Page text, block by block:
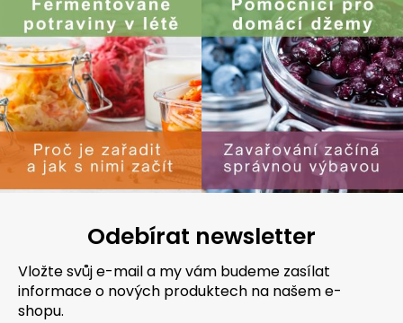
Odebírat newsletter
Vložte svůj e-mail a my vám budeme zasílat
informace o nových produktech na našem e-
shopu.